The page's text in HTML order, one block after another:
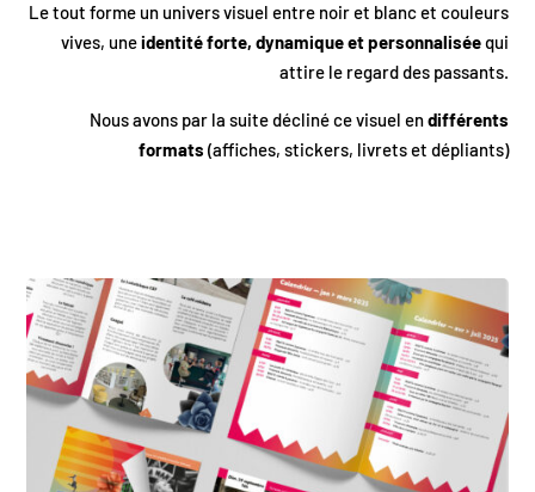
Le tout forme un univers visuel entre noir et blanc et couleurs
vives, uneidentité forte, dynamique et personnaliséequi
attire le regard des passants.
Nous avons par la suite décliné ce visuel endifférents
formats (affiches, stickers, livrets et dépliants)